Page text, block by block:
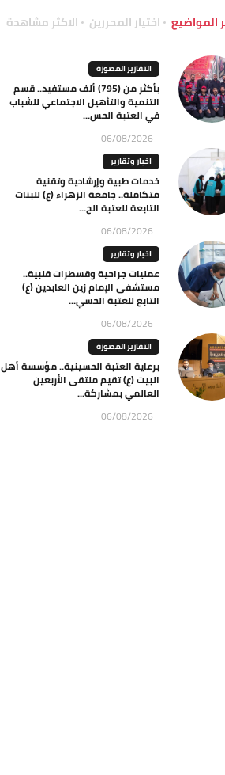
المواضيع اختيار المحررين الاكثر مشاهدة
التقارير المصورة
بأكثر من (795) ألف مستفيد.. قسم
التنمية والتأهيل الاجتماعي للشباب
في العتبة الحس...
06/08/2026
اخبار وتقارير
خدمات طبية وإرشادية وتقنية
متكاملة.. جامعة الزهراء (ع) للبنات
التابعة للعتبة الح...
06/08/2026
اخبار وتقارير
عمليات جراحية وقسطرات قلبية..
مستشفى الإمام زين العابدين (ع)
التابع للعتبة الحسي...
06/08/2026
التقارير المصورة
برعاية العتبة الحسينية.. مؤسسة أهل
البيت (ع) تقيم ملتقى الأربعين
العالمي بمشاركة...
06/08/2026